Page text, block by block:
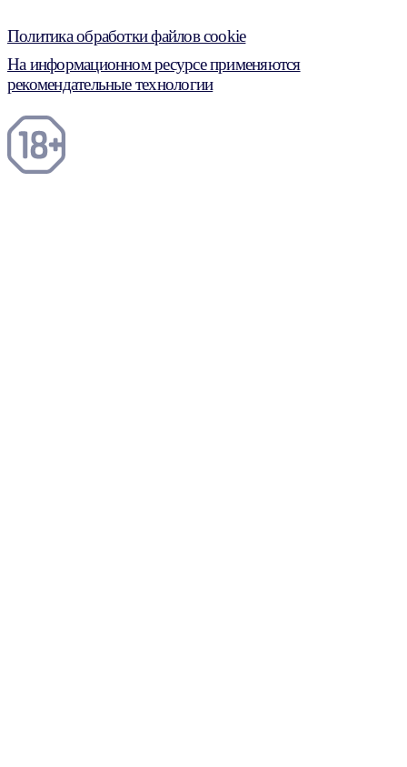
Политика обработки файлов cookie
На информационном ресурсе применяются
рекомендательные технологии